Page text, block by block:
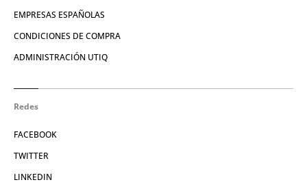
EMPRESAS ESPAÑOLAS
CONDICIONES DE COMPRA
ADMINISTRACIÓN UTIQ
Redes
FACEBOOK
TWITTER
LINKEDIN